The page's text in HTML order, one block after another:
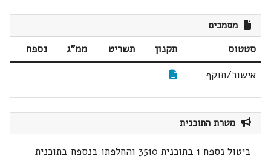
מסמכים
סטטוס תקנון תשריט ממ"ג
נספח
אישור/תוקף
מטרת התוכנית
ביטול נספח 1 בתוכנית 3510 והחלפתו בנספח בתוכנית